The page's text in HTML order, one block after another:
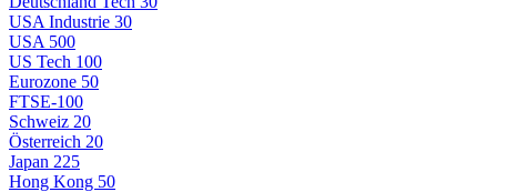
USA Industrie 30
USA 500
US Tech 100
Eurozone 50
FTSE-100
Schweiz 20
Österreich 20
Japan 225
Hong Kong 50